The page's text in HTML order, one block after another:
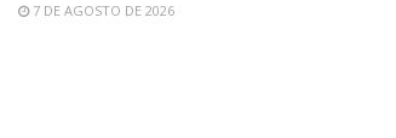
7 DE AGOSTO DE 2026